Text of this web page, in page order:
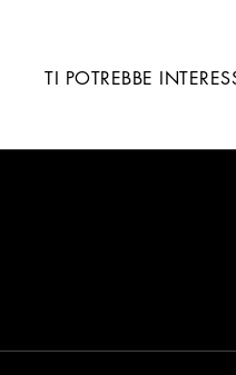
TI POTREBBE